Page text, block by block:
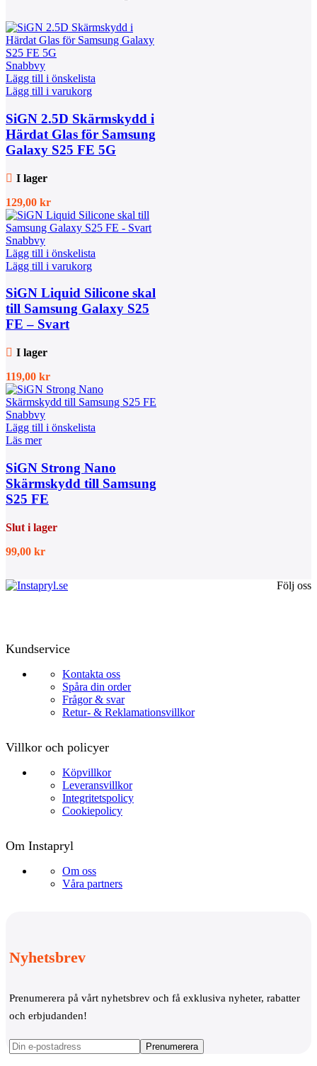
Snabbvy
Lägg till i önskelista
Lägg till i varukorg
SiGN 2.5D Skärmskydd i
Härdat Glas för Samsung
Galaxy S25 FE 5G
I lager
129,00 kr
Snabbvy
Lägg till i önskelista
Lägg till i varukorg
SiGN Liquid Silicone skal
till Samsung Galaxy S25
FE – Svart
I lager
119,00 kr
Snabbvy
Lägg till i önskelista
Läs mer
SiGN Strong Nano
Skärmskydd till Samsung
S25 FE
Slut i lager
99,00 kr
Följ oss
Kundservice
Kontakta oss
Spåra din order
Frågor & svar
Retur- & Reklamationsvillkor
Villkor och policyer
Köpvillkor
Leveransvillkor
Integritetspolicy
Cookiepolicy
Om Instapryl
Om oss
Våra partners
Nyhetsbrev
Prenumerera på vårt nyhetsbrev och få exklusiva nyheter, rabatter
och erbjudanden!